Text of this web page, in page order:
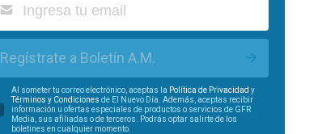
Regístrate a Boletín A.M.
Al someter tu correo electrónico, aceptas la Política de Privacidad y
Términos y Condiciones de El Nuevo Día. Además, aceptas recibir
información u ofertas especiales de productos o servicios de GFR
Media, sus afiliadas o de terceros. Podrás optar salirte de los
boletines en cualquier momento.